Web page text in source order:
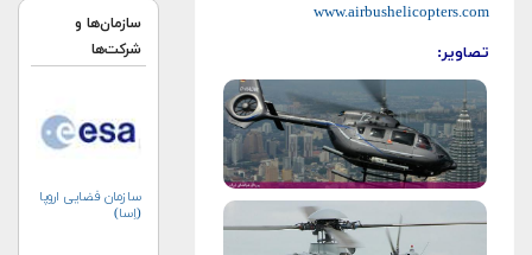
www.airbushelicopters.com
تصاویر:
سازمان‌ها و
شرکت‌ها
سازمان فضایی اروپا
(اِسا)